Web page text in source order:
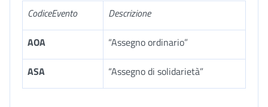
CodiceEvento Descrizione
AOA “Assegno ordinario”
ASA “Assegno di solidarietà”